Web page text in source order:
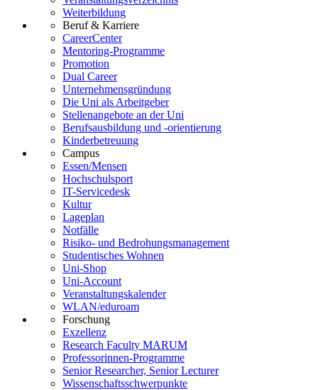
Weiterbildung
Beruf & Karriere
CareerCenter
Mentoring-Programme
Promotion
Dual Career
Unternehmensgründung
Die Uni als Arbeitgeber
Stellenangebote an der Uni
Berufsausbildung und -orientierung
Kinderbetreuung
Campus
Essen/Mensen
Hochschulsport
IT-Servicedesk
Kultur
Lageplan
Notfälle
Risiko- und Bedrohungsmanagement
Studentisches Wohnen
Uni-Shop
Uni-Account
Veranstaltungskalender
WLAN/eduroam
Forschung
Exzellenz
Research Faculty MARUM
Professorinnen-Programme
Senior Researcher, Senior Lecturer
Wissenschaftsschwerpunkte